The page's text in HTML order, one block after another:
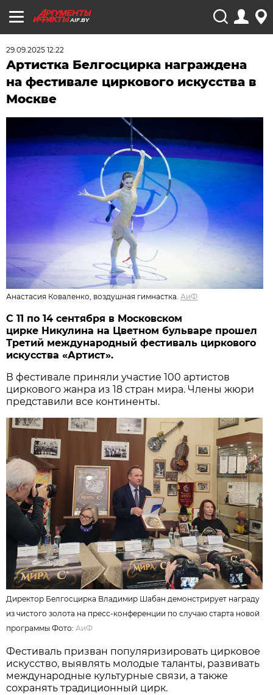
AIF.BY
29.09.2025 12:22
Артистка Белгосцирка награждена
на фестивале циркового искусства в
Москве
Анастасия Коваленко, воздушная гимнастка. АиФ
С 11 по 14 сентября в Московском
цирке Никулина на Цветном бульваре прошел
Третий международный фестиваль циркового
искусства «Артист».
В фестивале приняли участие 100 артистов
циркового жанра из 18 стран мира. Члены жюри
представили все континенты.
Директор Белгосцирка Владимир Шабан демонстрирует награду
из чистого золота на пресс-конференции по случаю старта новой
программы Фото:АиФ
Фестиваль призван популяризировать цирковое
искусство, выявлять молодые таланты, развивать
международные культурные связи, а также
сохранять традиционный цирк.